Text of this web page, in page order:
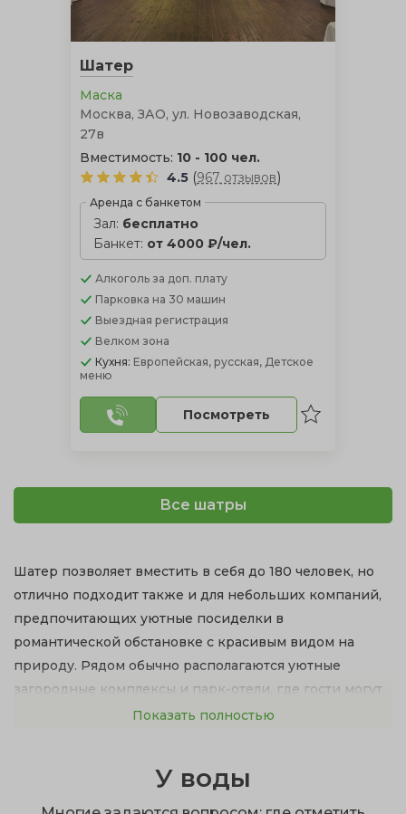
проведения торжества летом в тенистой прохладе
зелени, однако она не сможет уберечь гостей от ветра
и дождя, в отличие от церемонии в шатре.
Шатер
Маска
Москва, ЗАО, ул. Новозаводская,
27в
Вместимость: 10 - 100 чел.
4.5 (967 отзывов)
Аренда с банкетом
Зал: бесплатно
Банкет: от 4000 ₽/чел.
Алкоголь за доп. плату
Парковка на 30 машин
Выездная регистрация
Велком зона
Кухня: Европейская, русская, Детское
меню
Посмотреть
Все шатры
Шатер позволяет вместить в себя до 180 человек, но
отлично подходит также и для небольших компаний,
предпочитающих уютные посиделки в
романтической обстановке с красивым видом на
природу. Рядом обычно располагаются уютные
загородные комплексы и парк-отели, где гости могут
Отпадает поиск аренды целого зала и ведущего.
Показать полностью
У воды